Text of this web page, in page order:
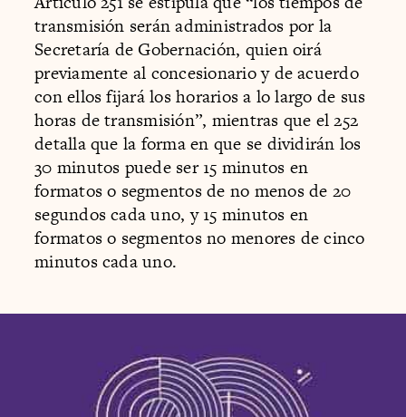
transmisión serán administrados por la
Secretaría de Gobernación, quien oirá
previamente al concesionario y de acuerdo
con ellos fijará los horarios a lo largo de sus
horas de transmisión”, mientras que el 252
detalla que la forma en que se dividirán los
30 minutos puede ser 15 minutos en
formatos o segmentos de no menos de 20
segundos cada uno, y 15 minutos en
formatos o segmentos no menores de cinco
minutos cada uno.